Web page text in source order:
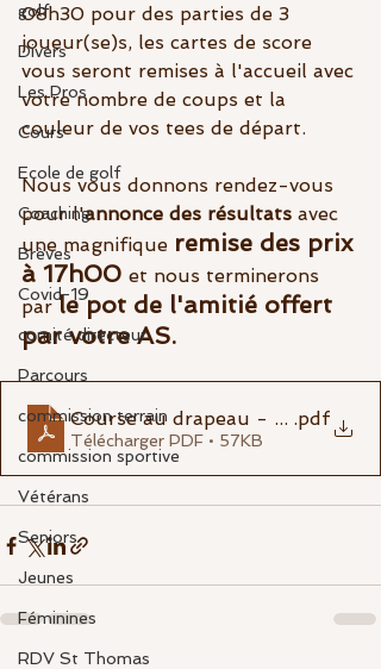
golf
Divers
Les Pros
Cours
Ecole de golf
Coaching
Brèves
Covid-19
comité directeur
Parcours
commission terrain
commission sportive
Vétérans
Seniors
Jeunes
Féminines
RDV St Thomas
08h30 pour des parties de 3
joueur(se)s, les cartes de score
vous seront remises à l'accueil avec
votre nombre de coups et la
couleur de vos tees de départ.
Nous vous donnons rendez-vous
pour l'annonce des résultats avec
une magnifique remise des prix
à 17h00 et nous terminerons
par le pot de l'amitié offert
par votre AS.
Course au drapeau - 2026 -
.pdf
Télécharger PDF • 57KB